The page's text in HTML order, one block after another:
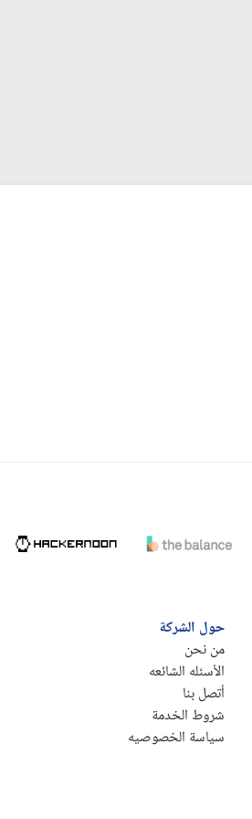
حول الشركة
من نحن
الأسئله الشائعه
أتصل بنا
شروط الخدمة
سياسة الخصوصيه